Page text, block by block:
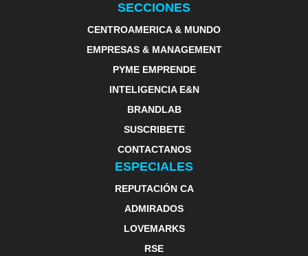
SECCIONES
CENTROAMERICA & MUNDO
EMPRESAS & MANAGEMENT
PYME EMPRENDE
INTELIGENCIA E&N
BRANDLAB
SUSCRIBETE
CONTACTANOS
ESPECIALES
REPUTACIÓN CA
ADMIRADOS
LOVEMARKS
RSE